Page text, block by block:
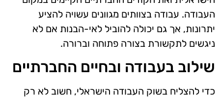
העבודה. עבודה בצוותים מגוונים עשויה להציע
יתרונות, אך גם יכולה להוביל לאי-הבנות אם לא
ניגשים לתקשורת בצורה פתוחה וברורה.
שילוב בעבודה ובחיים החברתיים
כדי להצליח בשוק העבודה הישראלי, חשוב לא רק